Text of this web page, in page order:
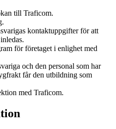
till Traficom.
kontaktuppgifter för att
för företaget i enlighet med
och den personal som har
får den utbildning som
med Traficom.